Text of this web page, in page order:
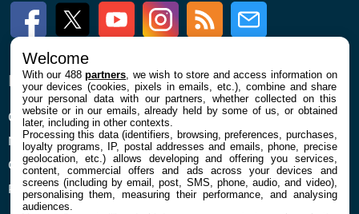
FacebookTwitter Youtube InstagramRSS Newsletter
ENTREPRISE
Qui sommes nous
Mentions légales et CGU
Confidentialité et Cookies
Préférences cookies
À PROPOS
La rédaction
Contact
Welcome
With our 488partners , we wish to store and access information on
your devices (cookies, pixels in emails, etc.), combine and share
your personal data with our partners, whether collected on this
website or in our emails, already held by some of us, or obtained
later, including in other contexts.
Processing this data (identifiers, browsing, preferences, purchases,
loyalty programs, IP, postal addresses and emails, phone, precise
geolocation, etc.) allows developing and offering you services,
content, commercial offers and ads across your devices and
screens (including by email, post, SMS, phone, audio, and video),
personalising them, measuring their performance, and analysing
audiences.